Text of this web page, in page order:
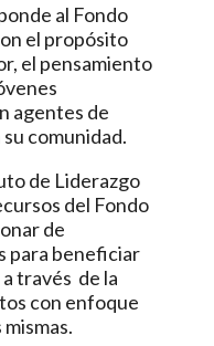
al Fondo
el propósito
el pensamiento
agentes de
comunidad.
de Liderazgo
del Fondo
de
para beneficiar
a través de la
con enfoque